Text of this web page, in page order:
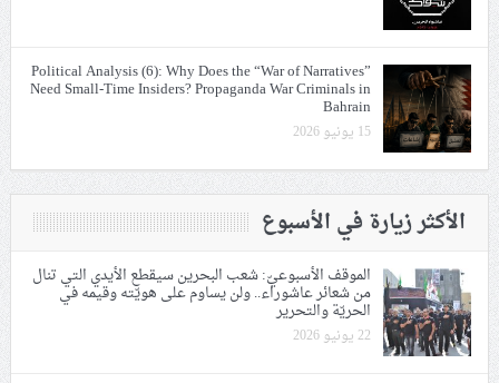
Political Analysis (6): Why Does the “War of Narratives”
Need Small-Time Insiders? Propaganda War Criminals in
Bahrain
15 يونيو 2026
الأكثر زيارة في الأسبوع
الموقف الأسبوعيّ: شعب البحرين سيقطع الأيدي التي تنال
من شعائر عاشوراء.. ولن يساوم على هويّته وقيمه في
الحريّة والتحرير
22 يونيو 2026